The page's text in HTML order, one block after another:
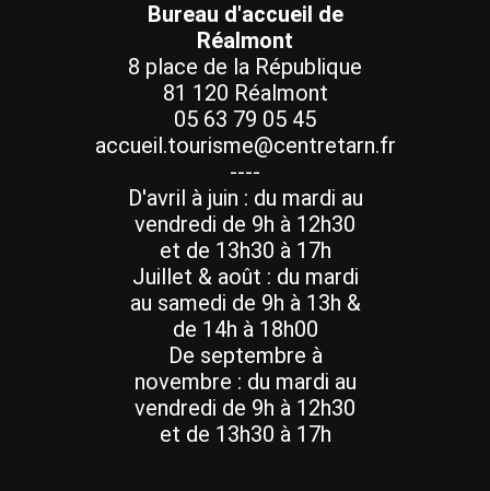
Bureau d'accueil de
Réalmont
8 place de la République
81 120 Réalmont
05 63 79 05 45
accueil.tourisme@centretarn.fr
----
D'avril à juin : du mardi au
vendredi de 9h à 12h30
et de 13h30 à 17h
Juillet & août : du mardi
au samedi de 9h à 13h &
de 14h à 18h00
De septembre à
novembre : du mardi au
vendredi de 9h à 12h30
et de 13h30 à 17h